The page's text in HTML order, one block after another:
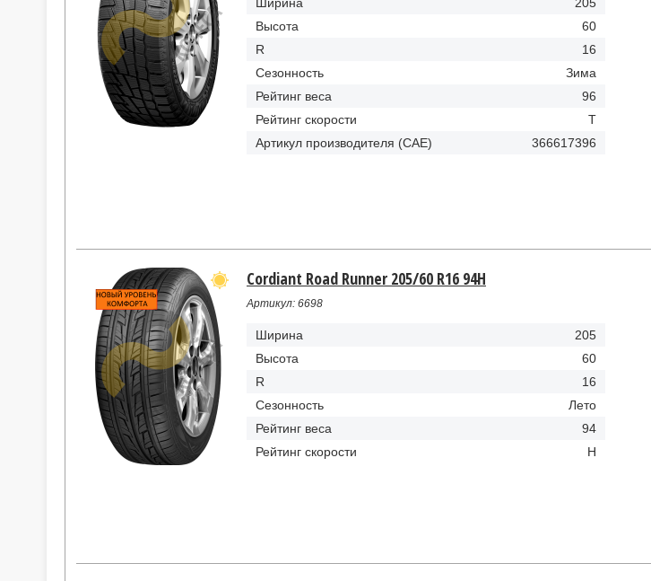
Высота
60
R
16
Сезонность
Зима
Рейтинг веса
96
Рейтинг скорости
T
Артикул производителя (CAE)
366617396
Cordiant Road Runner 205/60 R16 94H
Артикул: 6698
Ширина
205
Высота
60
R
16
Сезонность
Лето
Рейтинг веса
94
Рейтинг скорости
H